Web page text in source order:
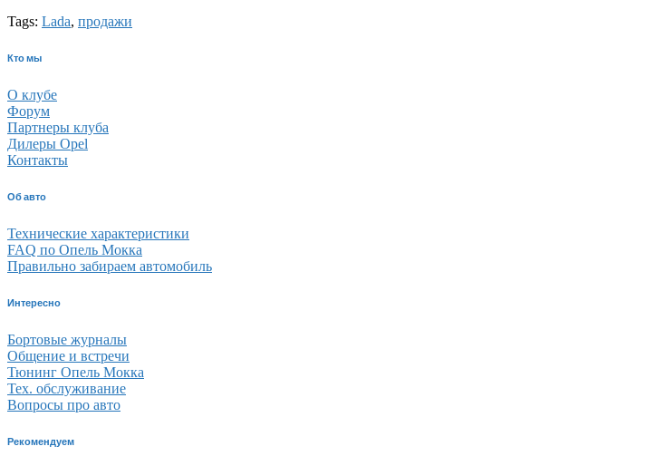
Tags: Lada, продажи
Кто мы
О клубе
Форум
Партнеры клуба
Дилеры Opel
Контакты
Об авто
Технические характеристики
FAQ по Опель Мокка
Правильно забираем автомобиль
Интересно
Бортовые журналы
Общение и встречи
Тюнинг Опель Мокка
Тех. обслуживание
Вопросы про авто
Рекомендуем